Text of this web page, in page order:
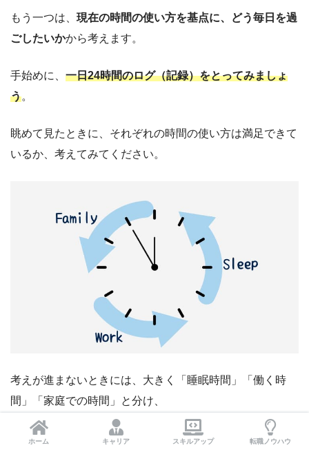
もう一つは、 現在の時間の使い方を基点に、どう毎日を過
ごしたいかから考えます。
手始めに、 一日24時間のログ（記録）をとってみましょ
う。
眺めて見たときに、それぞれの時間の使い方は満足できて
いるか、考えてみてください。
考えが進まないときには、大きく「睡眠時間」「働く時
間」「家庭での時間」と分け、
ホーム キャリア スキルアップ 転職ノウハウ